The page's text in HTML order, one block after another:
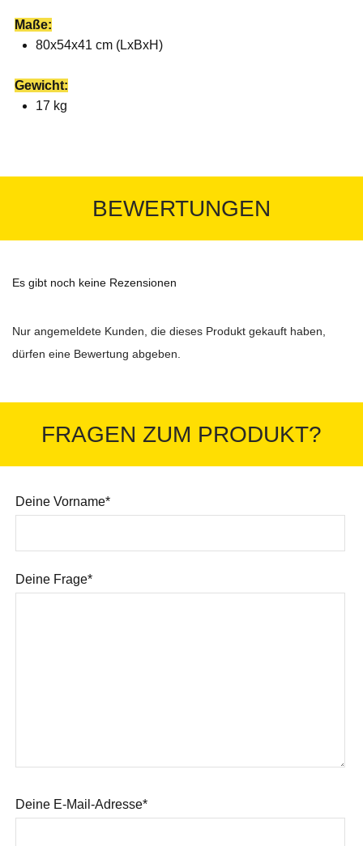
Maße:
80x54x41 cm (LxBxH)
Gewicht:
17 kg
BEWERTUNGEN
Es gibt noch keine Rezensionen
Nur angemeldete Kunden, die dieses Produkt gekauft haben,
dürfen eine Bewertung abgeben.
FRAGEN ZUM PRODUKT?
Deine Vorname*
Deine Frage*
Deine E-Mail-Adresse*